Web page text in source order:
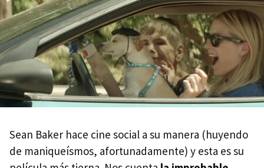
Sean Baker hace cine social a su manera (huyendo
de maniqueísmos, afortunadamente) y esta es su